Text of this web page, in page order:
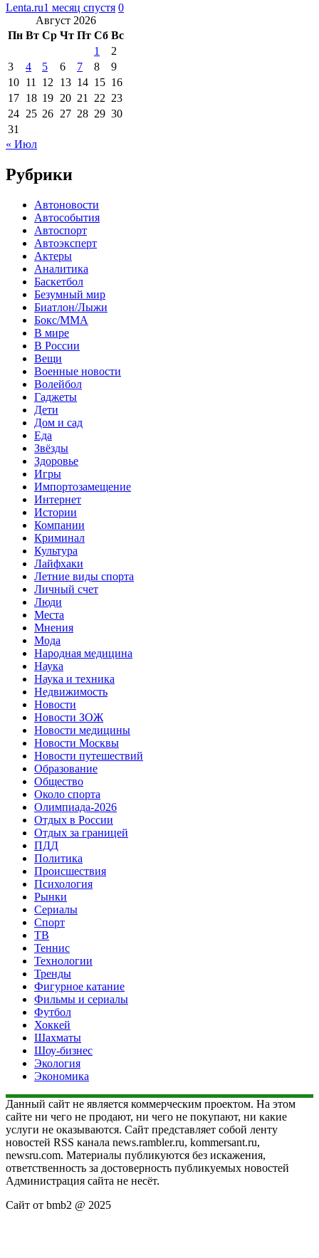
Lenta.ru1 месяц спустя 0
Август 2026
Пн Вт Ср Чт Пт Сб Вс
1
2
3
4 5 6 7 8
9
10 11 12 13 14 15 16
17 18 19 20 21 22 23
24 25 26 27 28 29 30
31
« Июл
Рубрики
Автоновости
Автособытия
Автоспорт
Автоэксперт
Актеры
Аналитика
Баскетбол
Безумный мир
Биатлон/Лыжи
Бокс/MMA
В мире
В России
Вещи
Военные новости
Волейбол
Гаджеты
Дети
Дом и сад
Еда
Звёзды
Здоровье
Игры
Импортозамещение
Интернет
Истории
Компании
Криминал
Культура
Лайфхаки
Летние виды спорта
Личный счет
Люди
Места
Мнения
Мода
Народная медицина
Наука
Наука и техника
Недвижимость
Новости
Новости ЗОЖ
Новости медицины
Новости Москвы
Новости путешествий
Образование
Общество
Около спорта
Олимпиада-2026
Отдых в России
Отдых за границей
ПДД
Политика
Происшествия
Психология
Рынки
Сериалы
Спорт
ТВ
Теннис
Технологии
Тренды
Фигурное катание
Фильмы и сериалы
Футбол
Хоккей
Шахматы
Шоу-бизнес
Экология
Экономика
Данный сайт не является коммерческим проектом. На этом
сайте ни чего не продают, ни чего не покупают, ни какие
услуги не оказываются. Сайт представляет собой ленту
новостей RSS канала news.rambler.ru, kommersant.ru,
newsru.com. Материалы публикуются без искажения,
ответственность за достоверность публикуемых новостей
Администрация сайта не несёт.
Сайт от bmb2 @ 2025